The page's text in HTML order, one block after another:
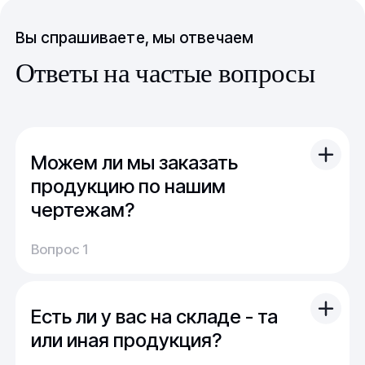
Вы спрашиваете, мы отвечаем
Ответы на частые вопросы
Можем ли мы заказать
продукцию по нашим
чертежам?
Вы можете отправить свой чертеж/проект
(в т.ч. примерный) с техническим заданием.
Мы можем изготовить для вас как мелкую
продукцию (метизы, точеные отводы,
детали), так и большие изделия
Вопрос 1
Есть ли у вас на складе - та
или иная продукция?